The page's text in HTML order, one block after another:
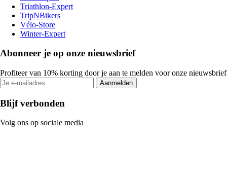
Triathlon-Expert
TripNBikers
Vélo-Store
Winter-Expert
Abonneer je op onze nieuwsbrief
Profiteer van 10% korting door je aan te melden voor onze nieuwsbrief
Aanmelden
Blijf verbonden
Volg ons op sociale media